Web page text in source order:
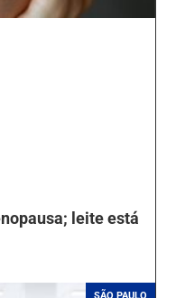
leite está